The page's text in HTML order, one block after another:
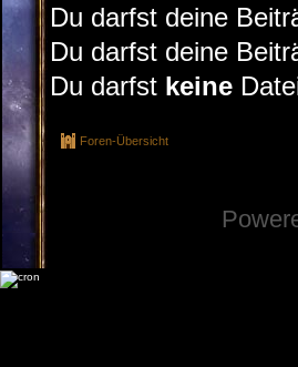
Du darfst deine
Du darfst deine
Du darfst keine
Foren-Übersicht